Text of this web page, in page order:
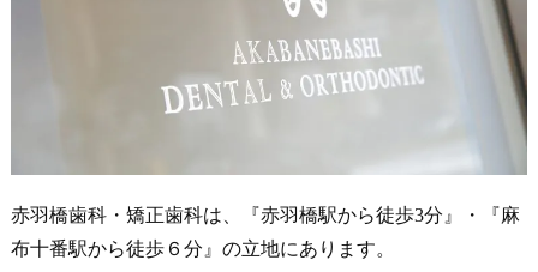
赤羽橋歯科・矯正歯科は、『赤羽橋駅から徒歩3分』・『麻
布十番駅から徒歩６分』の立地にあります。